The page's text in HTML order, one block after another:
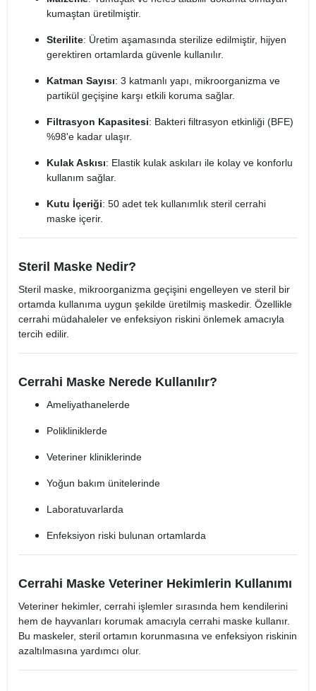
kumaştan üretilmiştir.
Sterilite: Üretim aşamasında sterilize edilmiştir, hijyen
gerektiren ortamlarda güvenle kullanılır.
Katman Sayısı: 3 katmanlı yapı, mikroorganizma ve
partikül geçişine karşı etkili koruma sağlar.
Filtrasyon Kapasitesi: Bakteri filtrasyon etkinliği (BFE)
%98'e kadar ulaşır.
Kulak Askısı: Elastik kulak askıları ile kolay ve konforlu
kullanım sağlar.
Kutu İçeriği: 50 adet tek kullanımlık steril cerrahi
maske içerir.
Steril Maske Nedir?
Steril maske, mikroorganizma geçişini engelleyen ve steril bir
ortamda kullanıma uygun şekilde üretilmiş maskedir. Özellikle
cerrahi müdahaleler ve enfeksiyon riskini önlemek amacıyla
tercih edilir.
Cerrahi Maske Nerede Kullanılır?
Ameliyathanelerde
Polikliniklerde
Veteriner kliniklerinde
Yoğun bakım ünitelerinde
Laboratuvarlarda
Enfeksiyon riski bulunan ortamlarda
Cerrahi Maske Veteriner Hekimlerin Kullanımı
Veteriner hekimler, cerrahi işlemler sırasında hem kendilerini
hem de hayvanları korumak amacıyla cerrahi maske kullanır.
Bu maskeler, steril ortamın korunmasına ve enfeksiyon riskinin
azaltılmasına yardımcı olur.